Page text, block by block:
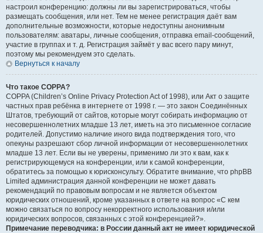
настроил конференцию: должны ли вы зарегистрироваться, чтобы
размещать сообщения, или нет. Тем не менее регистрация даёт вам
дополнительные возможности, которые недоступны анонимным
пользователям: аватары, личные сообщения, отправка email-сообщений,
участие в группах и т. д. Регистрация займёт у вас всего пару минут,
поэтому мы рекомендуем это сделать.
Вернуться к началу
Что такое COPPA?
COPPA (Children’s Online Privacy Protection Act of 1998), или Акт о защите
частных прав ребёнка в интернете от 1998 г. — это закон Соединённых
Штатов, требующий от сайтов, которые могут собирать информацию от
несовершеннолетних младше 13 лет, иметь на это письменное согласие
родителей. Допустимо наличие иного вида подтверждения того, что
опекуны разрешают сбор личной информации от несовершеннолетних
младше 13 лет. Если вы не уверены, применимо ли это к вам, как к
регистрирующемуся на конференции, или к самой конференции,
обратитесь за помощью к юрисконсульту. Обратите внимание, что phpBB
Limited администрация данной конференции не может давать
рекомендаций по правовым вопросам и не является объектом
юридических отношений, кроме указанных в ответе на вопрос «С кем
можно связаться по вопросу некорректного использования и/или
юридических вопросов, связанных с этой конференцией?».
Примечание переводчика: в России данный акт не имеет юридической